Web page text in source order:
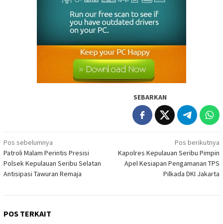
SEBARKAN
Navigasi
pos
Pos sebelumnya
Patroli Malam Perintis Presisi
Polsek Kepulauan Seribu Selatan
Antisipasi Tawuran Remaja
Pos berikutnya
Kapolres Kepulauan Seribu Pimpin
Apel Kesiapan Pengamanan TPS
Pilkada DKI Jakarta
POS TERKAIT